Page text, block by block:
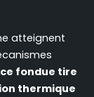
atteignent
fondue tire
thermique